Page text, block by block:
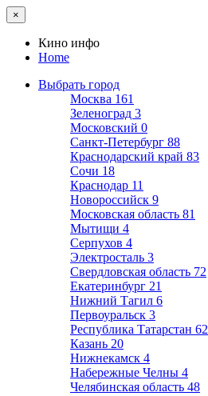
×
Кино инфо
Home
Выбрать город
Москва 161
Зеленоград 3
Московский 0
Санкт-Петербург 88
Краснодарский край 83
Сочи 18
Краснодар 11
Новороссийск 9
Московская область 81
Мытищи 4
Серпухов 4
Электросталь 3
Свердловская область 72
Екатеринбург 21
Нижний Тагил 6
Первоуральск 3
Республика Татарстан 62
Казань 20
Нижнекамск 4
Набережные Челны 4
Челябинская область 48